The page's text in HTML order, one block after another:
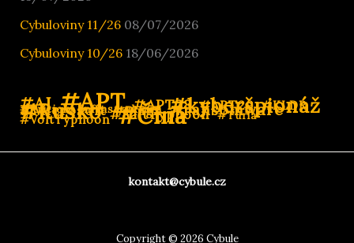
Cybuloviny 11/26 08/07/2026
Cybuloviny 10/26 18/06/2026
#AI #APT #APT28 #APT29 #KLDR
#Kritická infrastruktura #kyberšpionáž
#Microsoft #PlugX #ransomware
#Rusko #SaltTyphoon #Turla
#VoltTyphoon #Čína
kontakt@cybule.cz
Copyright © 2026 Cybule